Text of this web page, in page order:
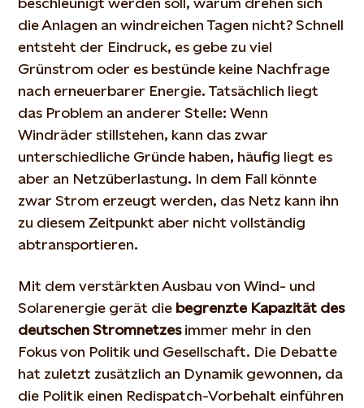
die Anlagen an windreichen Tagen nicht? Schnell
entsteht der Eindruck, es gebe zu viel
Grünstrom oder es bestünde keine Nachfrage
nach erneuerbarer Energie. Tatsächlich liegt
das Problem an anderer Stelle: Wenn
Windräder stillstehen, kann das zwar
unterschiedliche Gründe haben, häufig liegt es
aber an Netzüberlastung. In dem Fall könnte
zwar Strom erzeugt werden, das Netz kann ihn
zu diesem Zeitpunkt aber nicht vollständig
abtransportieren.
Mit dem verstärkten Ausbau von Wind- und
Solarenergie gerät die begrenzte Kapazität des
deutschen Stromnetzesimmer mehr in den
Fokus von Politik und Gesellschaft. Die Debatte
hat zuletzt zusätzlich an Dynamik gewonnen, da
die Politik einen Redispatch-Vorbehalt einführen